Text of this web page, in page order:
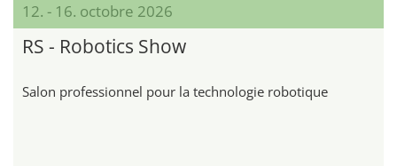
12. - 16. octobre 2026
RS - Robotics Show
Salon professionnel pour la technologie robotique